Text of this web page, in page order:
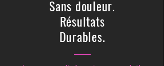
Sans douleur.
Résultats
Durables.